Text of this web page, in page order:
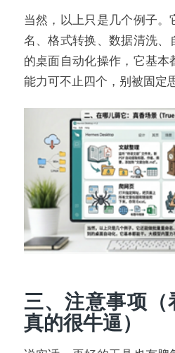
当然，以上只是几个例子
名、格式转换、数据清洗
的桌面自动化操作，它基
能力可不止四个，别被固定
三、注意事项（
真的很牛逼）